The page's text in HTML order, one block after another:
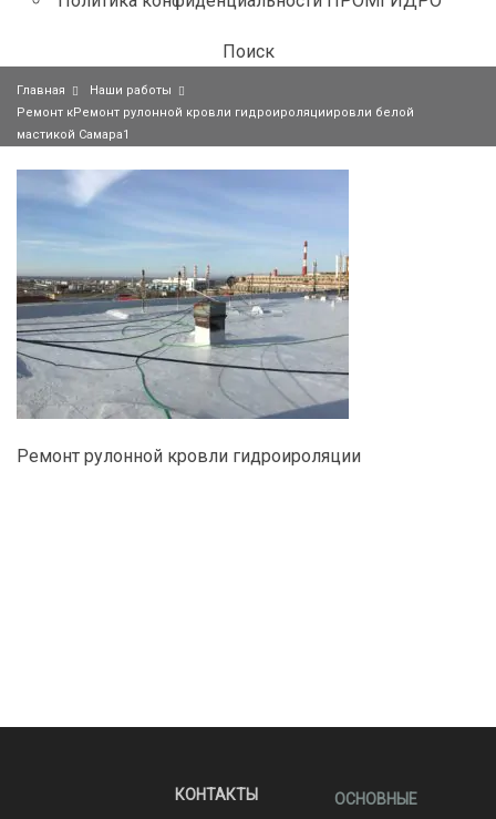
Поиск
Главная
Наши работы
Ремонт кРемонт рулонной кровли гидроиpоляциировли белой
мастикой Самара1
Ремонт рулонной кровли гидроиpоляции
КОНТАКТЫ
ОСНОВНЫЕ